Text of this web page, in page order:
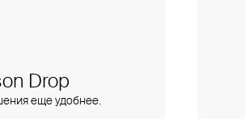
Drop
еще удобнее.